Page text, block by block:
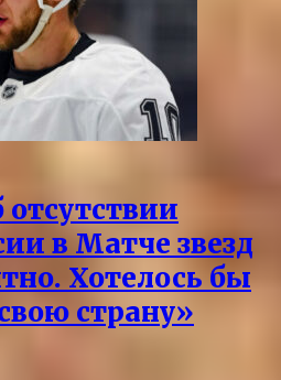
в Матче звезд
Хотелось бы
страну»